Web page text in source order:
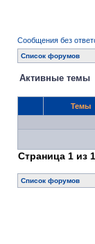
Сообщения без
Список форумов
Активные темы
Темы
Страница 1 из 1
Список форумов